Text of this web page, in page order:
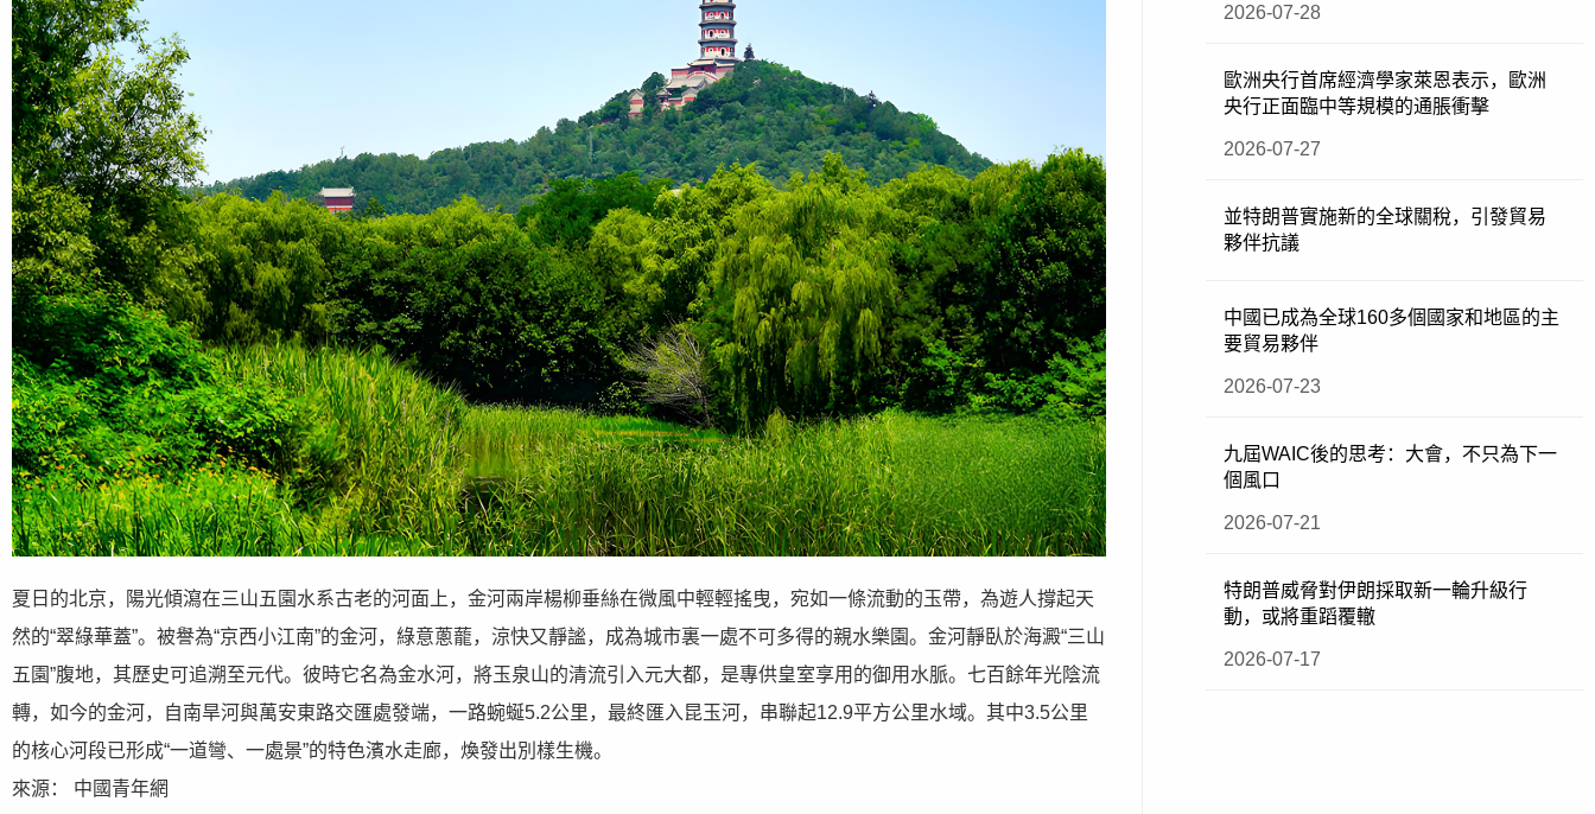
夏日的北京，陽光傾瀉在三山五園水系古老的河面上，金河兩岸楊柳垂絲在微風中輕輕搖曳，宛如一條流動的玉帶，為遊人撐起天
然的“翠綠華蓋”。被譽為“京西小江南”的金河，綠意蔥蘢，涼快又靜謐，成為城市裏一處不可多得的親水樂園。金河靜臥於海澱“三山
五園”腹地，其歷史可追溯至元代。彼時它名為金水河，將玉泉山的清流引入元大都，是專供皇室享用的御用水脈。七百餘年光陰流
轉，如今的金河，自南旱河與萬安東路交匯處發端，一路蜿蜒5.2公里，最終匯入昆玉河，串聯起12.9平方公里水域。其中3.5公里
的核心河段已形成“一道彎、一處景”的特色濱水走廊，煥發出別樣生機。
來源： 中國青年網
2026-07-28
歐洲央行首席經濟學家萊恩表示，歐洲
央行正面臨中等規模的通脹衝擊
2026-07-27
並特朗普實施新的全球關稅，引發貿易
夥伴抗議
中國已成為全球160多個國家和地區的主
要貿易夥伴
2026-07-23
九屆WAIC後的思考：大會，不只為下一
個風口
2026-07-21
特朗普威脅對伊朗採取新一輪升級行
動，或將重蹈覆轍
2026-07-17